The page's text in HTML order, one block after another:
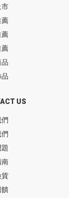
市
薦
US
南